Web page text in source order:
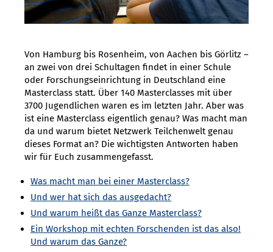
Von Hamburg bis Rosenheim, von Aachen bis Görlitz –
an zwei von drei Schultagen findet in einer Schule
oder Forschungseinrichtung in Deutschland eine
Masterclass statt. Über 140 Masterclasses mit über
3700 Jugendlichen waren es im letzten Jahr. Aber was
ist eine Masterclass eigentlich genau? Was macht man
da und warum bietet Netzwerk Teilchenwelt genau
dieses Format an? Die wichtigsten Antworten haben
wir für Euch zusammengefasst.
Was macht man bei einer Masterclass?
Und wer hat sich das ausgedacht?
Und warum heißt das Ganze Masterclass?
Ein Workshop mit echten Forschenden ist das also!
Und warum das Ganze?